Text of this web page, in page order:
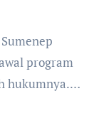
program
hukumnya.…